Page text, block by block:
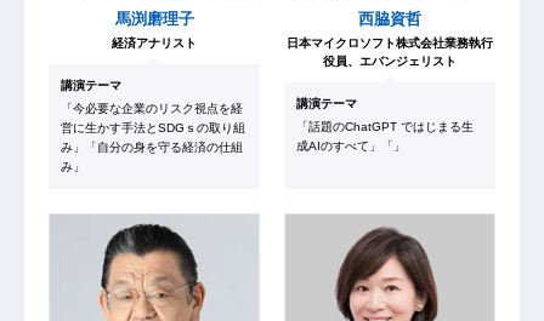
馬渕磨理子
経済アナリスト
講演テーマ
「今必要な企業のリスク視点を経
営に生かす手法とSDGｓの取り組
み」「自分の身を守る経済の仕組
み」
西脇資哲
日本マイクロソフト株式会社業務執行
役員、エバンジェリスト
講演テーマ
「話題のChatGPT ではじまる生
成AIのすべて」「」